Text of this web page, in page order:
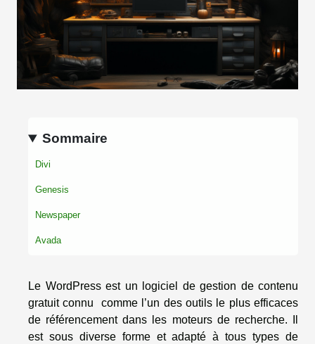
Sommaire
Divi
Genesis
Newspaper
Avada
Le WordPress est un logiciel de gestion de contenu
gratuit connu comme l’un des outils le plus efficaces
de référencement dans les moteurs de recherche. Il
est sous diverse forme et adapté à tous types de